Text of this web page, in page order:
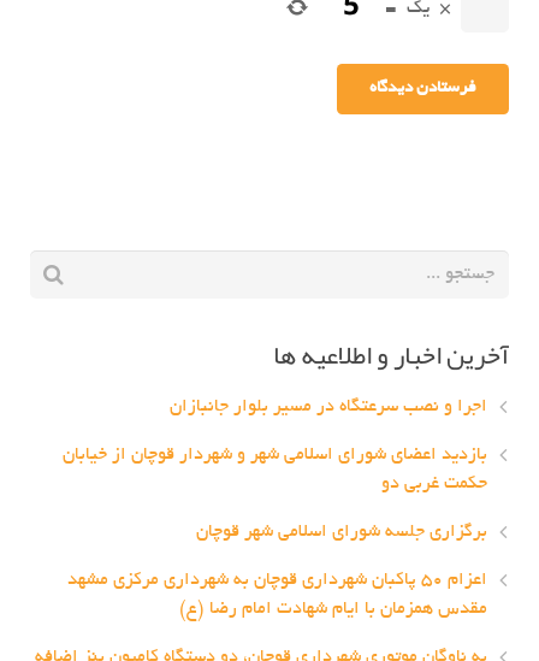
× یک =
آخرین اخبار و اطلاعیه ها
اجرا و نصب سرعتگاه در مسیر بلوار جانبازان
بازدید اعضای شورای اسلامی شهر و شهردار قوچان از خیابان
حکمت غربی دو
برگزاری جلسه شورای اسلامی شهر قوچان
اعزام ۵۰ پاکبان شهرداری قوچان به شهرداری مرکزی مشهد
مقدس همزمان با ایام شهادت امام رضا (ع)